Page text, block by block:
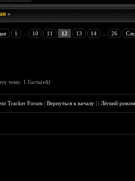
»
1 10 11 12 13 14 26
тему: 1 Гость(ей)
Tracker Forum |Вернуться к началу ||Лёгкий